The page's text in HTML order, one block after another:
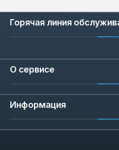
Длина рулона (5 или 10
объёма работ: для
зеркала достаточно 5
фасадных панелей —
подбирается под вес
Горячая линия
О сервисе
Информация